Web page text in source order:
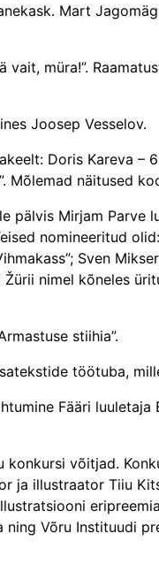
Mart
müra!”.
Joosep Vesselov.
Doris Kareva –
Mõlemad näitused
Mirjam Parve
nomineeritud
Sven
nimel kõneles
stiihia”.
töötuba,
Fääri
konkursi võitjad.
ja illustraator Tiiu
ning Võru Instituudi